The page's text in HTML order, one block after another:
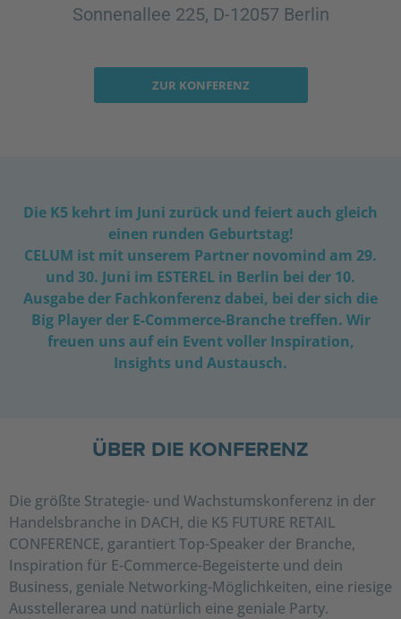
Sonnenallee 225, D-12057 Berlin
ZUR KONFERENZ
Die K5 kehrt im Juni zurück und feiert auch gleich
einen runden Geburtstag!
CELUM ist mit unserem Partner novomind am 29.
und 30. Juni im ESTEREL in Berlin bei der 10.
Ausgabe der Fachkonferenz dabei, bei der sich die
Big Player der E-Commerce-Branche treffen. Wir
freuen uns auf ein Event voller Inspiration,
Insights und Austausch.
ÜBER DIE KONFERENZ
Die größte Strategie- und Wachstumskonferenz in der
Handelsbranche in DACH, die K5 FUTURE RETAIL
CONFERENCE, garantiert Top-Speaker der Branche,
Inspiration für E-Commerce-Begeisterte und dein
Business, geniale Networking-Möglichkeiten, eine riesige
Ausstellerarea und natürlich eine geniale Party.